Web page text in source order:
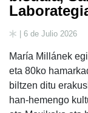
| 6 de Julio 2026
María Millánek
eta 80ko
biltzen ditu
han-hemengo